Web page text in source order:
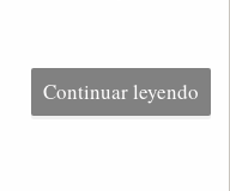
Continuar leyendo